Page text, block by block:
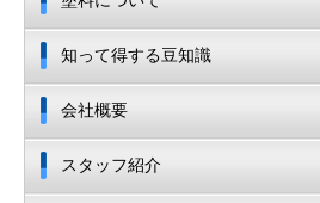
知って得する豆知識
会社概要
スタッフ紹介